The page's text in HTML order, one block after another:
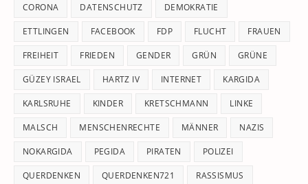
CORONA DATENSCHUTZ DEMOKRATIE
ETTLINGEN FACEBOOK FDP FLUCHT FRAUEN
FREIHEIT FRIEDEN GENDER GRÜN GRÜNE
GÜZEY ISRAEL HARTZ IV INTERNET KARGIDA
KARLSRUHE KINDER KRETSCHMANN LINKE
MALSCH MENSCHENRECHTE MÄNNER NAZIS
NOKARGIDA PEGIDA PIRATEN POLIZEI
QUERDENKEN QUERDENKEN721 RASSISMUS